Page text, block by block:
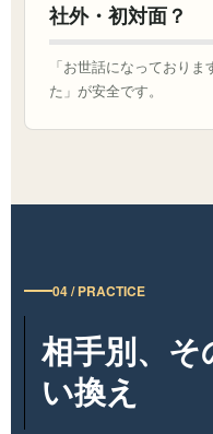
社外・初対面？
「お世話になっており
た」が安全です。
04 / PRACTICE
相手別、そ
い換え